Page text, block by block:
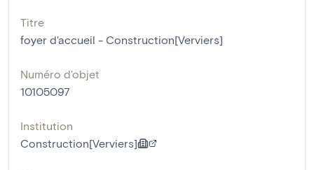
Titre
foyer d'accueil - Construction[Verviers]
Numéro d'objet
10105097
Institution
Construction[Verviers]